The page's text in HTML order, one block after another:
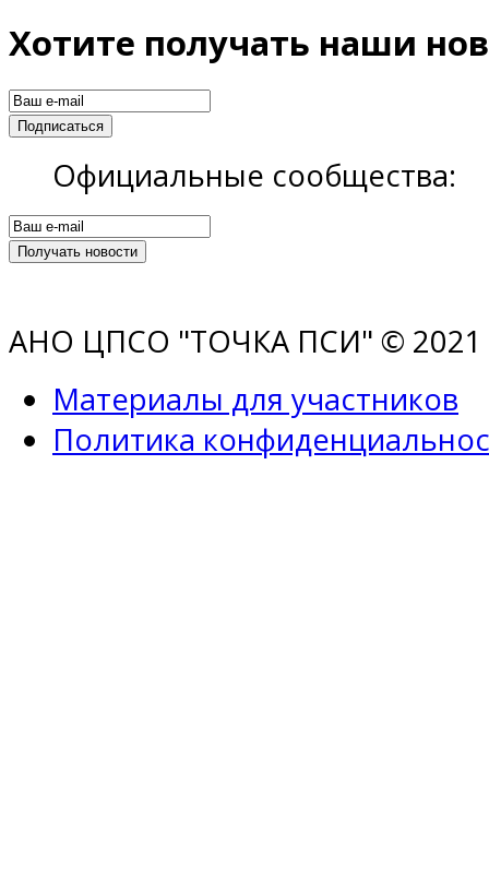
Хотите получать наши
Официальные сообщества:
АНО ЦПСО "ТОЧКА ПСИ" © 2021
Материалы для участников
Политика